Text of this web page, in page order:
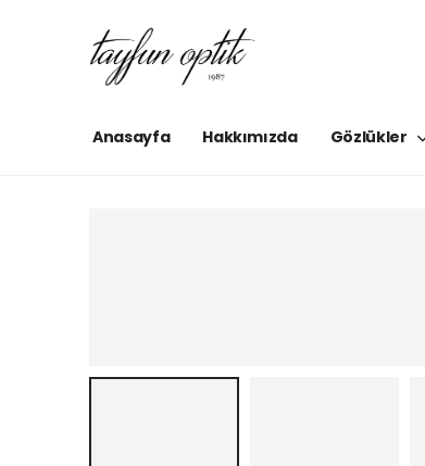
Anasayfa Hakkımızda Gözlükler